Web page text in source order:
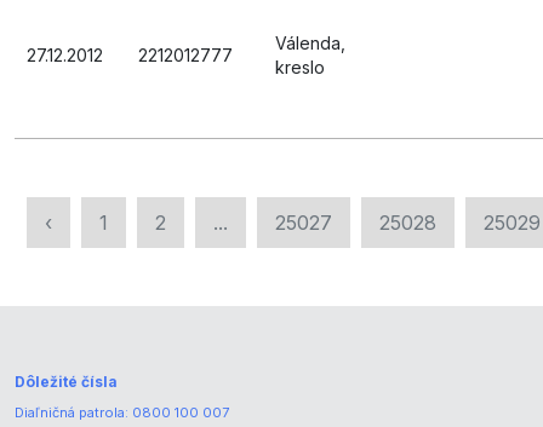
27.12.2012 2212012777
Válenda,
kreslo
‹ 1 2 ... 25027 25028 25029
Dôležité čísla
Diaľničná patrola: 0800 100 007